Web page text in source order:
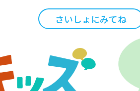
さいしょにみてね